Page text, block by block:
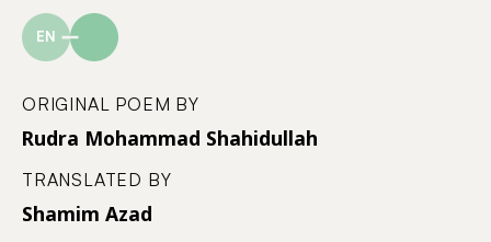
EN
ORIGINAL POEM BY
Rudra Mohammad Shahidullah
TRANSLATED BY
Shamim Azad